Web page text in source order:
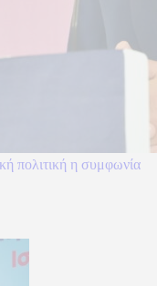
πολιτική η συμφωνία